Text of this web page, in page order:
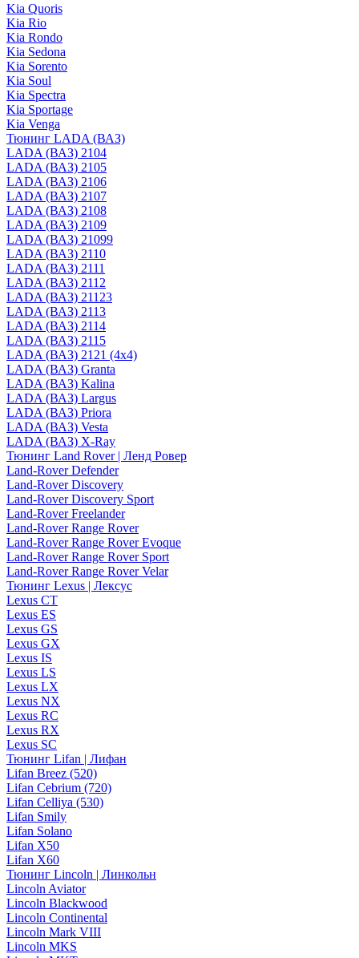
Kia Quoris
Kia Rio
Kia Rondo
Kia Sedona
Kia Sorento
Kia Soul
Kia Spectra
Kia Sportage
Kia Venga
Тюнинг LADA (ВАЗ)
LADA (ВАЗ) 2104
LADA (ВАЗ) 2105
LADA (ВАЗ) 2106
LADA (ВАЗ) 2107
LADA (ВАЗ) 2108
LADA (ВАЗ) 2109
LADA (ВАЗ) 21099
LADA (ВАЗ) 2110
LADA (ВАЗ) 2111
LADA (ВАЗ) 2112
LADA (ВАЗ) 21123
LADA (ВАЗ) 2113
LADA (ВАЗ) 2114
LADA (ВАЗ) 2115
LADA (ВАЗ) 2121 (4x4)
LADA (ВАЗ) Granta
LADA (ВАЗ) Kalina
LADA (ВАЗ) Largus
LADA (ВАЗ) Priora
LADA (ВАЗ) Vesta
LADA (ВАЗ) X-Ray
Тюнинг Land Rover | Ленд Ровер
Land-Rover Defender
Land-Rover Discovery
Land-Rover Discovery Sport
Land-Rover Freelander
Land-Rover Range Rover
Land-Rover Range Rover Evoque
Land-Rover Range Rover Sport
Land-Rover Range Rover Velar
Тюнинг Lexus | Лексус
Lexus CT
Lexus ES
Lexus GS
Lexus GX
Lexus IS
Lexus LS
Lexus LX
Lexus NX
Lexus RC
Lexus RX
Lexus SC
Тюнинг Lifan | Лифан
Lifan Breez (520)
Lifan Cebrium (720)
Lifan Celliya (530)
Lifan Smily
Lifan Solano
Lifan X50
Lifan X60
Тюнинг Lincoln | Линкольн
Lincoln Aviator
Lincoln Blackwood
Lincoln Continental
Lincoln Mark VIII
Lincoln MKS